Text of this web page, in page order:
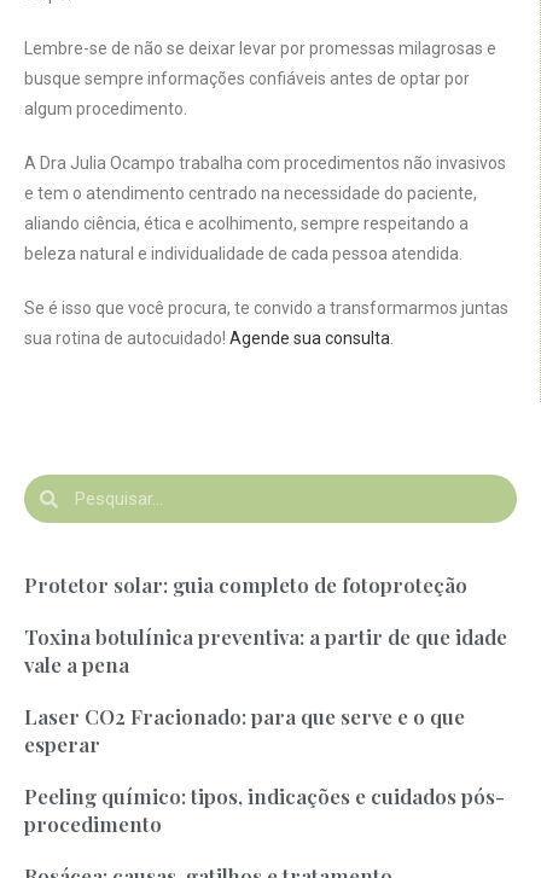
Lembre-se de não se deixar levar por promessas milagrosas e
busque sempre informações confiáveis antes de optar por
algum procedimento.
A Dra Julia Ocampo trabalha com procedimentos não invasivos
e tem o atendimento centrado na necessidade do paciente,
aliando ciência, ética e acolhimento, sempre respeitando a
beleza natural e individualidade de cada pessoa atendida.
Se é isso que você procura, te convido a transformarmos juntas
sua rotina de autocuidado! Agende sua consulta.
Protetor solar: guia completo de fotoproteção
Toxina botulínica preventiva: a partir de que idade
vale a pena
Laser CO2 Fracionado: para que serve e o que
esperar
Peeling químico: tipos, indicações e cuidados pós-
procedimento